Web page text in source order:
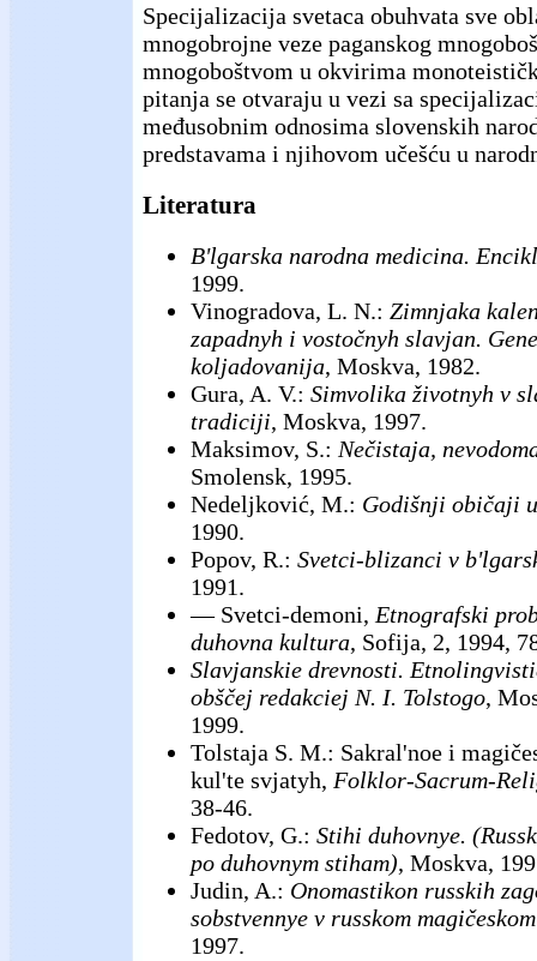
Specijalizacija svetaca obuhvata sve
mnogobrojne veze paganskog
mnogoboštvom u okvirima
pitanja se otvaraju u vezi sa
međusobnim odnosima slovenskih
predstavama i njihovom učešću u
Literatura
B'lgarska narodna medicina.
1999.
Vinogradova, L. N.: Zimnjaka
zapadnyh i vostočnyh slavjan.
koljadovanija, Moskva, 1982.
Gura, A. V.: Simvolika životnyh v
tradiciji, Moskva, 1997.
Maksimov, S.: Nečistaja,
Smolensk, 1995.
Nedeljković, M.: Godišnji običaji
1990.
Popov, R.: Svetci-blizanci v
1991.
— Svetci-demoni, Etnografski
duhovna kultura, Sofija, 2, 1994,
Slavjanskie drevnosti.
obščej redakciej N. I. Tolstogo,
1999.
Tolstaja S. M.: Sakral'noe i
kul'te svjatyh, Folklor-Sacrum-
38-46.
Fedotov, G.: Stihi duhovnye.
po duhovnym stiham), Moskva,
Judin, A.: Onomastikon russkih
sobstvennye v russkom
1997.